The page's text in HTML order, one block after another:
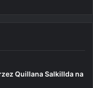
Quillana Salkillda na